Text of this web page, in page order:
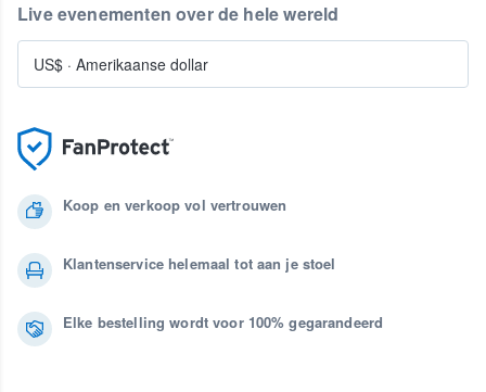
Koop en verkoop vol vertrouwen
Klantenservice helemaal tot aan je stoel
Elke bestelling wordt voor 100% gegarandeerd
Live evenementen over de hele wereld
US$ · Amerikaanse dollar